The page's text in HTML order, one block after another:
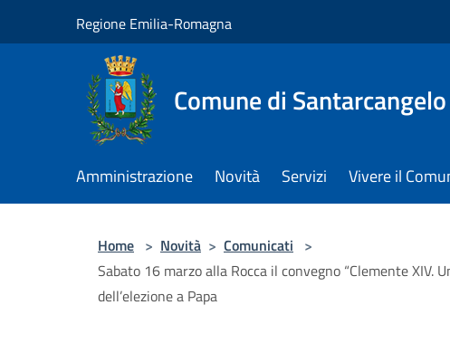
Regione Emilia-Romagna
Comune di
Amministrazione Novità Servizi Vivere il
Home > Novità > Comunicati >
Sabato 16 marzo alla Rocca il convegno “Clemente
dell’elezione a Papa